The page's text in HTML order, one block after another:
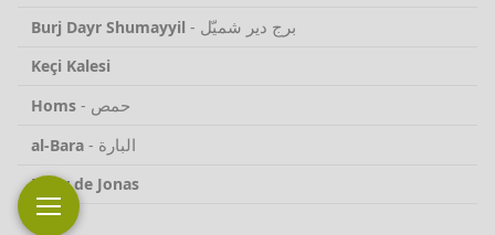
Burj Dayr Shumayyil - برج دير شميّل
Keçi Kalesi
Homs - حمص
al-Bara - البارة
Pilier de Jonas